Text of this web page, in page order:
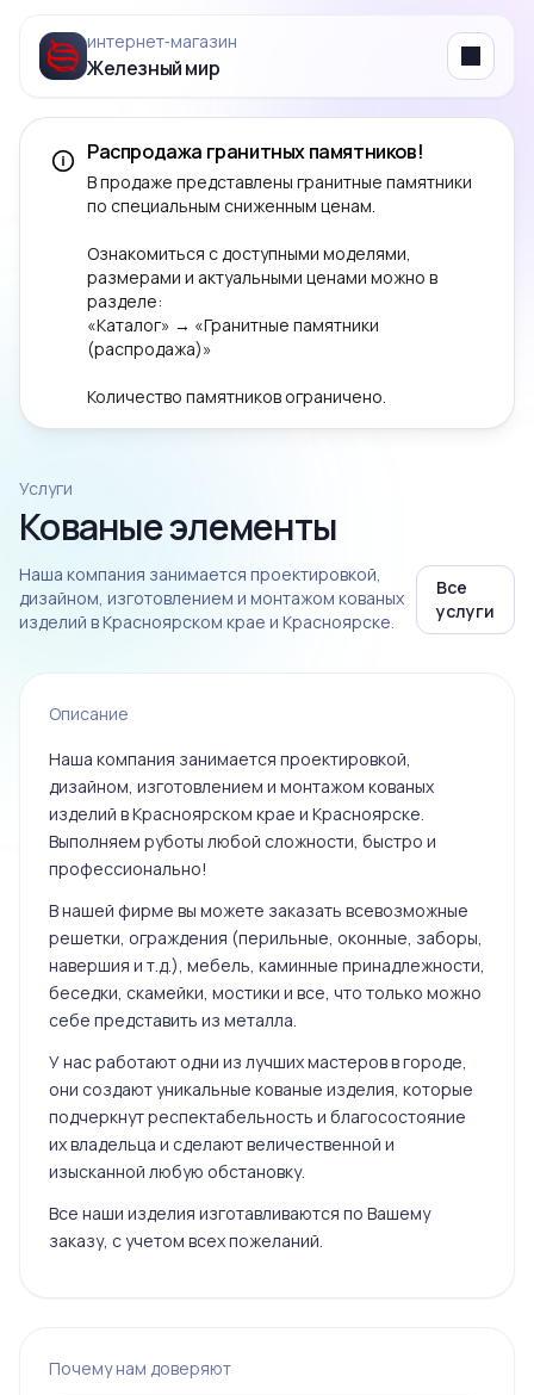
интернет‑магазин
Железный мир Menu
Распродажа гранитных памятников!
В продаже представлены гранитные памятники
по специальным сниженным ценам.
Ознакомиться с доступными моделями,
размерами и актуальными ценами можно в
разделе:
«Каталог» → «Гранитные памятники
(распродажа)»
Количество памятников ограничено.
Услуги
Кованые элементы
Наша компания занимается проектировкой,
дизайном, изготовлением и монтажом кованых
изделий в Красноярском крае и Красноярске.
Все
услуги
Описание
Наша компания занимается проектировкой,
дизайном, изготовлением и монтажом кованых
изделий в Красноярском крае и Красноярске.
Выполняем руботы любой сложности, быстро и
профессионально!
В нашей фирме вы можете заказать всевозможные
решетки, ограждения (перильные, оконные, заборы,
навершия и т.д.), мебель, каминные принадлежности,
беседки, скамейки, мостики и все, что только можно
себе представить из металла.
У нас работают одни из лучших мастеров в городе,
они создают уникальные кованые изделия, которые
подчеркнут респектабельность и благосостояние
их владельца и сделают величественной и
изысканной любую обстановку.
Все наши изделия изготавливаются по Вашему
заказу, с учетом всех пожеланий.
Почему нам доверяют